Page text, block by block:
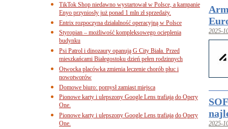
2025-
2025-
TikTok Shop niedawno wystartował w Polsce, a kampanie
Enyo przyniosły już ponad 1 mln zł sprzedaży.
Entrix rozpoczyna działalność operacyjną w Polsce
Styropian – możliwość kompleksowego ocieplenia
budynku
Psi Patrol i dinozaury opanują G City Biała. Przed
mieszkańcami Białegostoku dzień pełen rodzinnych
Otwocka placówka zmienia leczenie chorób płuc i
nowotworów
Domowe biuro: pomysł zamiast miejsca
Pionowe karty i ulepszony Google Lens trafiają do Opery
One.
Pionowe karty i ulepszony Google Lens trafiają do Opery
One.